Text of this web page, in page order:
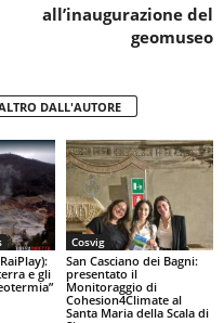
all’inaugurazione del
geomuseo
DALL'AUTORE
e gli
Cosvig
San Casciano dei Bagni:
presentato il
Monitoraggio di
Cohesion4Climate al
Santa Maria della Scala di